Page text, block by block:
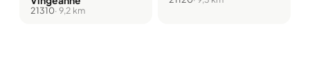
21310· 9,2 km